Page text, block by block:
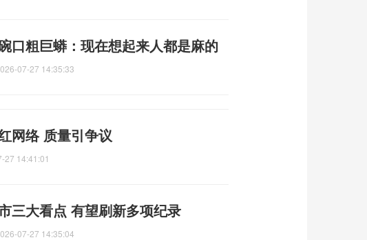
口粗巨蟒：现在想起来人都是麻的
07-27 14:35:33
网络 质量引争议
27 14:41:01
三大看点 有望刷新多项纪录
07-27 14:35:04